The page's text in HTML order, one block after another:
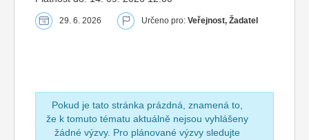
29. 6. 2026 Určeno pro: Veřejnost, Žadatel
Pokud je tato stránka prázdná, znamená to,
že k tomuto tématu aktuálně nejsou vyhlášeny
žádné výzvy. Pro plánované výzvy sledujte